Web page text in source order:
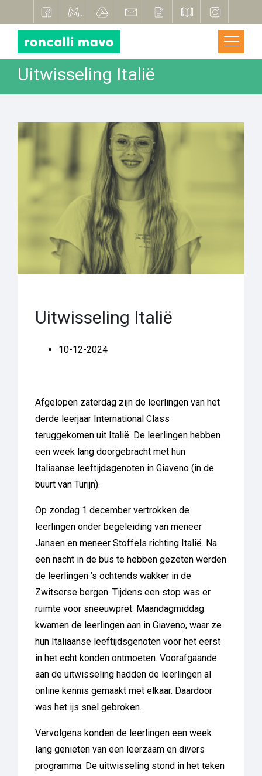
Uitwisseling Italië
Uitwisseling Italië
10-12-2024
Afgelopen zaterdag zijn de leerlingen van het
derde leerjaar International Class
teruggekomen uit Italië. De leerlingen hebben
een week lang doorgebracht met hun
Italiaanse leeftijdsgenoten in Giaveno (in de
buurt van Turijn).
Op zondag 1 december vertrokken de
leerlingen onder begeleiding van meneer
Jansen en meneer Stoffels richting Italië. Na
een nacht in de bus te hebben gezeten werden
de leerlingen ’s ochtends wakker in de
Zwitserse bergen. Tijdens een stop was er
ruimte voor sneeuwpret. Maandagmiddag
kwamen de leerlingen aan in Giaveno, waar ze
hun Italiaanse leeftijdsgenoten voor het eerst
in het echt konden ontmoeten. Voorafgaande
aan de uitwisseling hadden de leerlingen al
online kennis gemaakt met elkaar. Daardoor
was het ijs snel gebroken.
Vervolgens konden de leerlingen een week
lang genieten van een leerzaam en divers
programma. De uitwisseling stond in het teken